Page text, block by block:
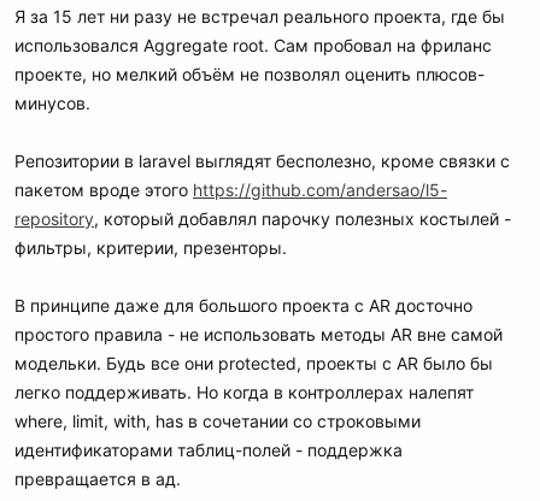
Я за 15 лет ни разу не встречал реального проекта, где бы
использовался Aggregate root. Сам пробовал на фриланс
проекте, но мелкий объём не позволял оценить плюсов-
минусов.
Репозитории в laravel выглядят бесполезно, кроме связки с
пакетом вроде этого https://github.com/andersao/l5-
repository, который добавлял парочку полезных костылей -
фильтры, критерии, презенторы.
В принципе даже для большого проекта с AR досточно
простого правила - не использовать методы AR вне самой
модельки. Будь все они protected, проекты с AR было бы
легко поддерживать. Но когда в контроллерах налепят
where, limit, with, has в сочетании со строковыми
идентификаторами таблиц-полей - поддержка
превращается в ад.